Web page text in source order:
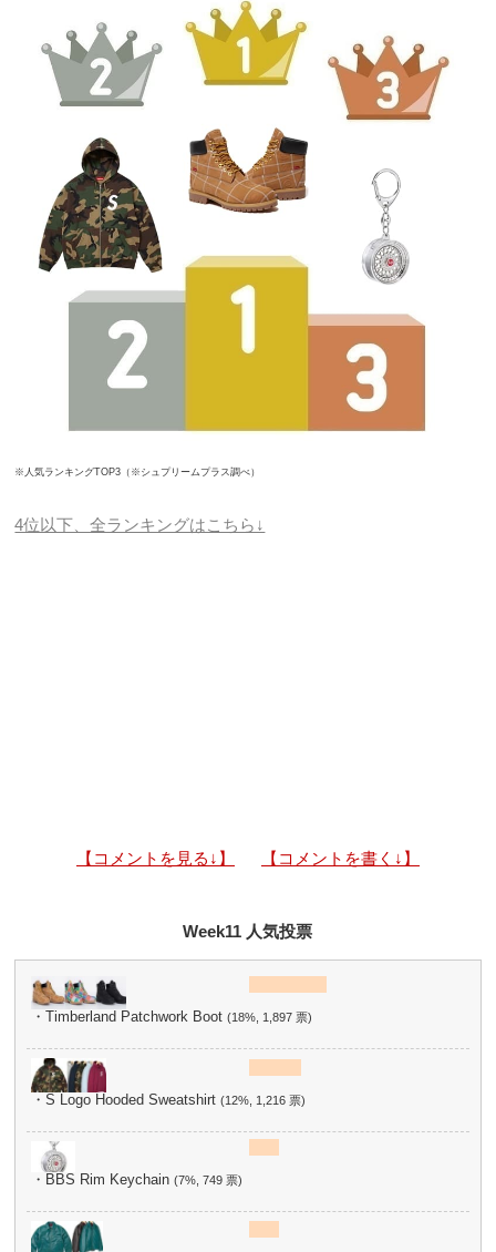
※人気ランキングTOP3（※シュプリームプラス調べ）
4位以下、全ランキングはこちら↓
【コメントを見る↓】 【コメントを書く↓】
Week11 人気投票
・Timberland Patchwork Boot(18%, 1,897 票)
・S Logo Hooded Sweatshirt(12%, 1,216 票)
・BBS Rim Keychain(7%, 749 票)